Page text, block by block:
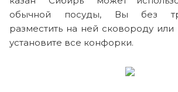
обычной посуды, Вы без
разместить на ней сковороду
установите все конфорки.